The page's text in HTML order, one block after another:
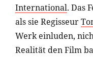
International. Das
als sie Regisseur
Werk einluden,
Realität den Film